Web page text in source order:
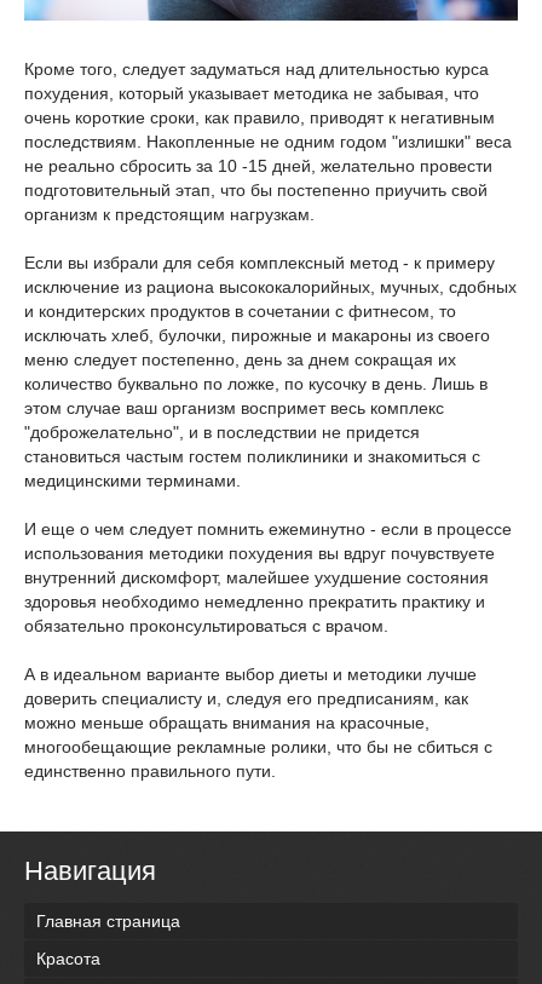
Кроме того, следует задуматься над длительностью курса
похудения, который указывает методика не забывая, что
очень короткие сроки, как правило, приводят к негативным
последствиям. Накопленные не одним годом "излишки" веса
не реально сбросить за 10 -15 дней, желательно провести
подготовительный этап, что бы постепенно приучить свой
организм к предстоящим нагрузкам.
Если вы избрали для себя комплексный метод - к примеру
исключение из рациона высококалорийных, мучных, сдобных
и кондитерских продуктов в сочетании с фитнесом, то
исключать хлеб, булочки, пирожные и макароны из своего
меню следует постепенно, день за днем сокращая их
количество буквально по ложке, по кусочку в день. Лишь в
этом случае ваш организм воспримет весь комплекс
"доброжелательно", и в последствии не придется
становиться частым гостем поликлиники и знакомиться с
медицинскими терминами.
И еще о чем следует помнить ежеминутно - если в процессе
использования методики похудения вы вдруг почувствуете
внутренний дискомфорт, малейшее ухудшение состояния
здоровья необходимо немедленно прекратить практику и
обязательно проконсультироваться с врачом.
А в идеальном варианте выбор диеты и методики лучше
доверить специалисту и, следуя его предписаниям, как
можно меньше обращать внимания на красочные,
многообещающие рекламные ролики, что бы не сбиться с
единственно правильного пути.
Навигация
Главная страница
Красота